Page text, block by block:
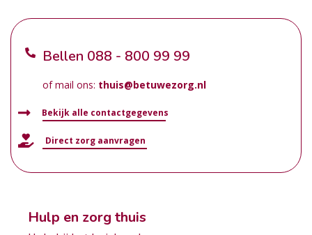
Bellen 088 - 800 99 99
of mail ons: thuis@betuwezorg.nl
Bekijk alle contactgegevens
Direct zorg aanvragen
Hulp en zorg thuis